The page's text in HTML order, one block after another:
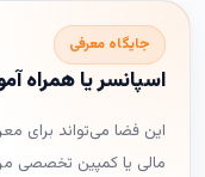
جایگاه معرفی
اسپانسر یا همراه
این فضا می‌تواند برای
مالی یا کمپین تخصصی